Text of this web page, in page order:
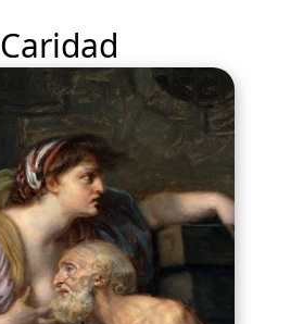
Caridad